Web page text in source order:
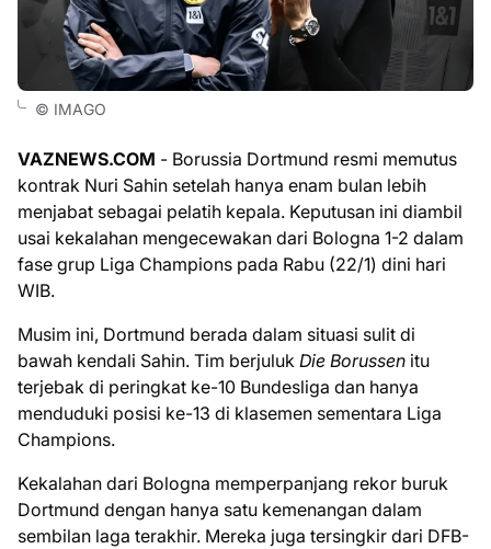
© IMAGO
VAZNEWS.COM - Borussia Dortmund resmi memutus
kontrak Nuri Sahin setelah hanya enam bulan lebih
menjabat sebagai pelatih kepala. Keputusan ini diambil
usai kekalahan mengecewakan dari Bologna 1-2 dalam
fase grup Liga Champions pada Rabu (22/1) dini hari
WIB.
Musim ini, Dortmund berada dalam situasi sulit di
bawah kendali Sahin. Tim berjuluk Die Borussen itu
terjebak di peringkat ke-10 Bundesliga dan hanya
menduduki posisi ke-13 di klasemen sementara Liga
Champions.
Kekalahan dari Bologna memperpanjang rekor buruk
Dortmund dengan hanya satu kemenangan dalam
sembilan laga terakhir. Mereka juga tersingkir dari DFB-